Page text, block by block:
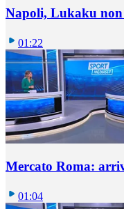
Napoli, Lukaku
01:22
Mercato Roma:
01:04